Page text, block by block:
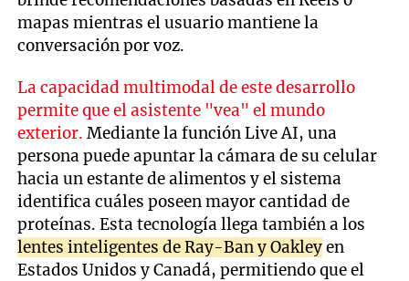
mapas mientras el usuario mantiene la
conversación por voz.
La capacidad multimodal de este desarrollo
permite que el asistente "vea" el mundo
exterior. Mediante la función Live AI, una
persona puede apuntar la cámara de su celular
hacia un estante de alimentos y el sistema
identifica cuáles poseen mayor cantidad de
proteínas. Esta tecnología llega también a los
lentes inteligentes de Ray-Ban y Oakleyen
Estados Unidos y Canadá, permitiendo que el